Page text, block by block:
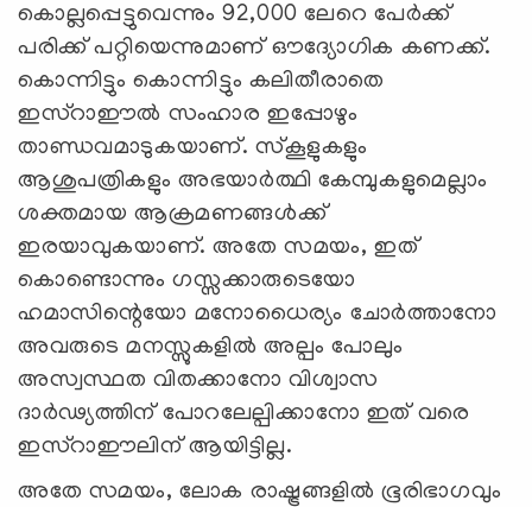
കൊല്ലപ്പെട്ടുവെന്നും 92,000 ലേറെ പേര്‍ക്ക്
പരിക്ക് പറ്റിയെന്നുമാണ് ഔദ്യോഗിക കണക്ക്.
കൊന്നിട്ടും കൊന്നിട്ടും കലിതീരാതെ
ഇസ്റാഈല്‍ സംഹാര ഇപ്പോഴും
താണ്ഡവമാടുകയാണ്. സ്കൂളുകളും
ആശുപത്രികളും അഭയാര്‍ത്ഥി കേമ്പുകളുമെല്ലാം
ശക്തമായ ആക്രമണങ്ങള്‍ക്ക്
ഇരയാവുകയാണ്. അതേ സമയം, ഇത്
കൊണ്ടൊന്നും ഗസ്സക്കാരുടെയോ
ഹമാസിന്റെയോ മനോധൈര്യം ചോര്‍ത്താനോ
അവരുടെ മനസ്സുകളില്‍ അല്പം പോലും
അസ്വസ്ഥത വിതക്കാനോ വിശ്വാസ
ദാര്‍ഢ്യത്തിന് പോറലേല്പിക്കാനോ ഇത് വരെ
ഇസ്റാഈലിന് ആയിട്ടില്ല.
അതേ സമയം, ലോക രാഷ്ട്രങ്ങളില്‍ ഭൂരിഭാഗവും